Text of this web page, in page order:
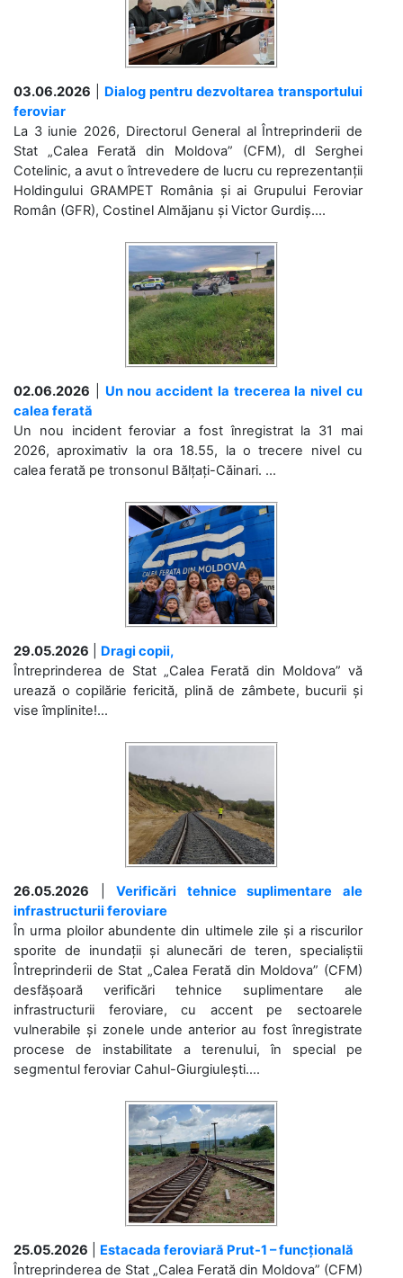
03.06.2026
Dialog pentru dezvoltarea transportului
feroviar
La 3 iunie 2026, Directorul General al Întreprinderii de
Stat „Calea Ferată din Moldova” (CFM), dl Serghei
Cotelinic, a avut o întrevedere de lucru cu reprezentanții
Holdingului GRAMPET România și ai Grupului Feroviar
Român (GFR), Costinel Almăjanu și Victor Gurdiș....
02.06.2026
Un nou accident la trecerea la nivel cu
calea ferată
Un nou incident feroviar a fost înregistrat la 31 mai
2026, aproximativ la ora 18.55, la o trecere nivel cu
calea ferată pe tronsonul Bălțați-Căinari. ...
29.05.2026
Dragi copii,
Întreprinderea de Stat „Calea Ferată din Moldova” vă
urează o copilărie fericită, plină de zâmbete, bucurii și
vise împlinite!...
26.05.2026 |Verificări tehnice suplimentare ale
infrastructurii feroviare
În urma ploilor abundente din ultimele zile și a riscurilor
sporite de inundații și alunecări de teren, specialiștii
Întreprinderii de Stat „Calea Ferată din Moldova” (CFM)
desfășoară verificări tehnice suplimentare ale
infrastructurii feroviare, cu accent pe sectoarele
vulnerabile și zonele unde anterior au fost înregistrate
procese de instabilitate a terenului, în special pe
segmentul feroviar Cahul-Giurgiulești....
25.05.2026
Estacada feroviară Prut-1 – funcțională
Întreprinderea de Stat „Calea Ferată din Moldova” (CFM)